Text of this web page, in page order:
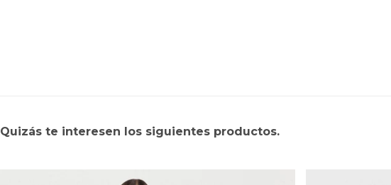
Quizás te interesen los siguientes productos.